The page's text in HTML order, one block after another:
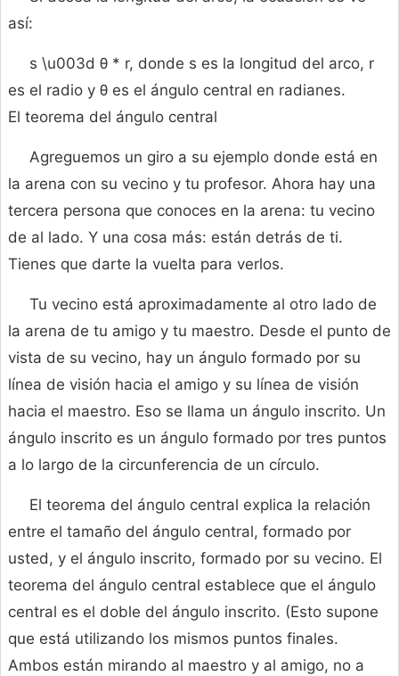
así:
s \u003d θ * r, donde s es la longitud del arco, r
es el radio y θ es el ángulo central en radianes.
El teorema del ángulo central
Agreguemos un giro a su ejemplo donde está en
la arena con su vecino y tu profesor. Ahora hay una
tercera persona que conoces en la arena: tu vecino
de al lado. Y una cosa más: están detrás de ti.
Tienes que darte la vuelta para verlos.
Tu vecino está aproximadamente al otro lado de
la arena de tu amigo y tu maestro. Desde el punto de
vista de su vecino, hay un ángulo formado por su
línea de visión hacia el amigo y su línea de visión
hacia el maestro. Eso se llama un ángulo inscrito. Un
ángulo inscrito es un ángulo formado por tres puntos
a lo largo de la circunferencia de un círculo.
El teorema del ángulo central explica la relación
entre el tamaño del ángulo central, formado por
usted, y el ángulo inscrito, formado por su vecino. El
teorema del ángulo central establece que el ángulo
central es el doble del ángulo inscrito. (Esto supone
que está utilizando los mismos puntos finales.
Ambos están mirando al maestro y al amigo, no a